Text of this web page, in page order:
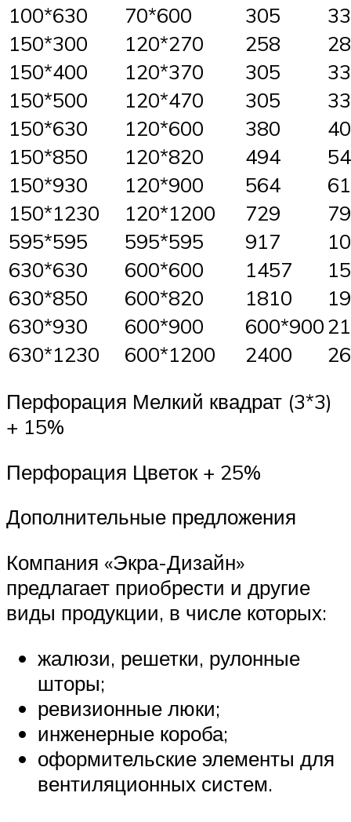
100*630
70*600 305
150*300
120*270 258
150*400
120*370 305
150*500
120*470 305
150*630
120*600 380
150*850
120*820 494
150*930
120*900 564
150*1230
120*1200 729
595*595
595*595 917
630*630
600*600 1457
630*850
600*820 1810
630*930
600*900 600*900
630*1230
600*1200 2400
Перфорация Мелкий квадрат (3*3)
+ 15%
Перфорация Цветок + 25%
Дополнительные предложения
Компания «Экра-Дизайн»
предлагает приобрести и другие
виды продукции, в числе которых:
жалюзи, решетки, рулонные
шторы;
ревизионные люки;
инженерные короба;
оформительские элементы для
вентиляционных систем.